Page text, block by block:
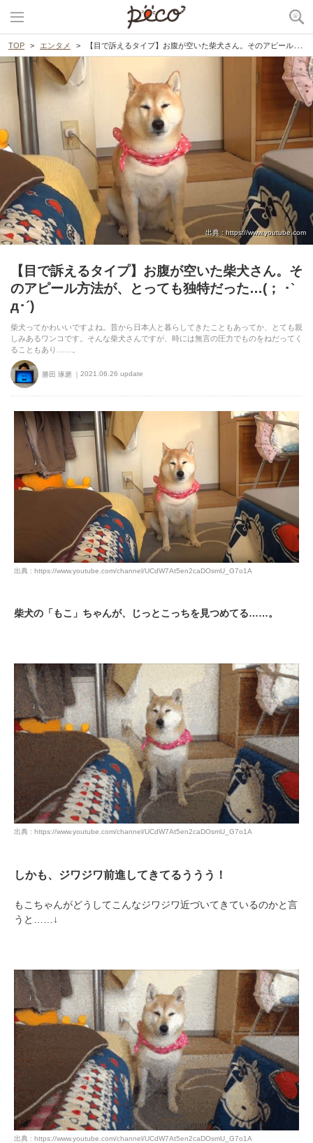
TOP エンタメ 【目で訴えるタイプ】お腹が空いた柴犬さん。そのアピール方法が、とっても独特だった…(； ･`д･´)
出典 : https://www.youtube.com
【目で訴えるタイプ】お腹が空いた柴犬さん。そ
のアピール方法が、とっても独特だった…(； ･`
д･´)
柴犬ってかわいいですよね。昔から日本人と暮らしてきたこともあってか、とても親
しみあるワンコです。そんな柴犬さんですが、時には無言の圧力でものをねだってく
ることもあり……。
勝田 琢磨 2021.06.26 update
出典 : https://www.youtube.com/channel/UCdW7At5en2caDOsmU_G7o1A
柴犬の「もこ」ちゃんが、じっとこっちを見つめてる……。
出典 : https://www.youtube.com/channel/UCdW7At5en2caDOsmU_G7o1A
しかも、ジワジワ前進してきてるううう！
もこちゃんがどうしてこんなジワジワ近づいてきているのかと言
うと……↓
出典 : https://www.youtube.com/channel/UCdW7At5en2caDOsmU_G7o1A